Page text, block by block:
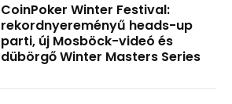
CoinPoker Winter Festival:
rekordnyereményű heads-up
parti, új Mosböck-videó és
dübörgő Winter Masters Series